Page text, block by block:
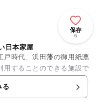
保存
6
日本家屋
戸時代、浜田藩の御用紙漉
用することのできる施設で
。由緒正しい日本家屋
る